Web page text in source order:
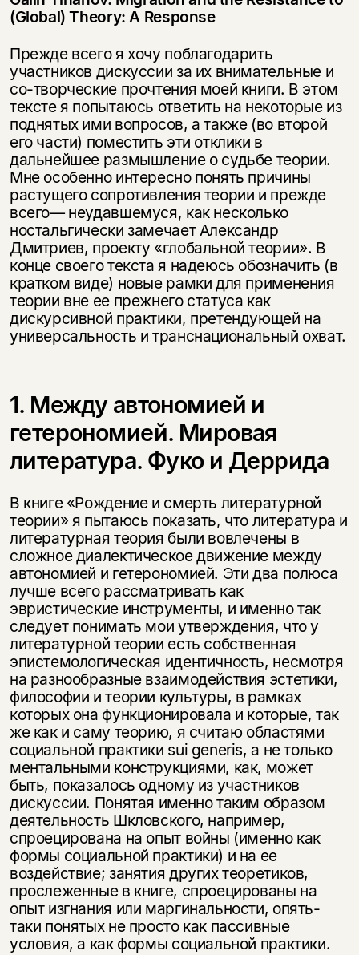
(Global) Theory: A Response
Прежде всего я хочу поблагодарить
участников дискуссии за их внимательные и
со-творческие прочтения моей книги. В этом
тексте я попытаюсь ответить на некоторые из
поднятых ими вопросов, а также (во второй
его части) поместить эти отклики в
дальнейшее размышление о судьбе теории.
Мне особенно интересно понять причины
растущего сопротивления теории и прежде
всего— неудавшемуся, как несколько
ностальгически замечает Александр
Дмитриев, проекту «глобальной теории». В
конце своего текста я надеюсь обозначить (в
кратком виде) новые рамки для применения
теории вне ее прежнего статуса как
дискурсивной практики, претендующей на
универсальность и транснациональный охват.
1. Между автономией и
гетерономией. Мировая
литература. Фуко и Деррида
В книге «Рождение и смерть литературной
теории» я пытаюсь показать, что литература и
литературная теория были вовлечены в
сложное диалектическое движение между
автономией и гетерономией. Эти два полюса
лучше всего рассматривать как
эвристические инструменты, и именно так
следует понимать мои утверждения, что у
литературной теории есть собственная
эпистемологическая идентичность, несмотря
на разнообразные взаимодействия эстетики,
философии и теории культуры, в рамках
которых она функционировала и которые, так
же как и саму теорию, я считаю областями
социальной практики sui generis, а не только
ментальными конструкциями, как, может
быть, показалось одному из участников
дискуссии. Понятая именно таким образом
деятельность Шкловского, например,
спроецирована на опыт войны (именно как
формы социальной практики) и на ее
воздействие; занятия других теоретиков,
прослеженные в книге, спроецированы на
опыт изгнания или маргинальности, опять-
таки понятых не просто как пассивные
условия, а как формы социальной практики.